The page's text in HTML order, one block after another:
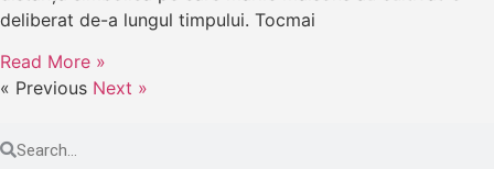
deliberat de-a lungul timpului. Tocmai
Read More »
« Previous Next »